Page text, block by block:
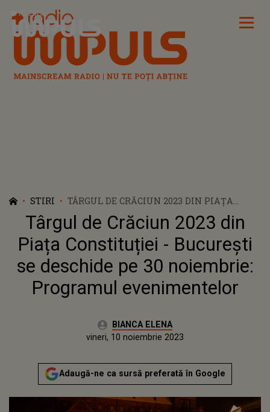
Radio Impuls
STIRI
TÂRGUL DE CRĂCIUN 2023 DIN PIAȚA
CONSTITUȚIEI - BUCUREȘTI SE DESCHIDE
PE 30 NOIEMBRIE: PROGRAMUL
EVENIMENTELOR
Târgul de Crăciun 2023 din
Piața Constituției - București
se deschide pe 30 noiembrie:
Programul evenimentelor
Autor:BIANCA ELENA
Publicat:
vineri, 10 noiembrie 2023
Adaugă-ne ca sursă preferată în Google